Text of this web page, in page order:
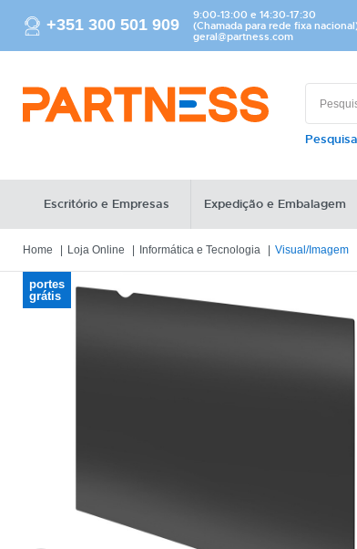
+351 300 501 909
9:00-13:00 e 14:30-17:30
(Chamada para rede fixa
geral@partness.com
Escritório e Empresas Expedição e Embalagem
Home Loja Online Informática e Tecnologia Visual/Imagem
portes
grátis